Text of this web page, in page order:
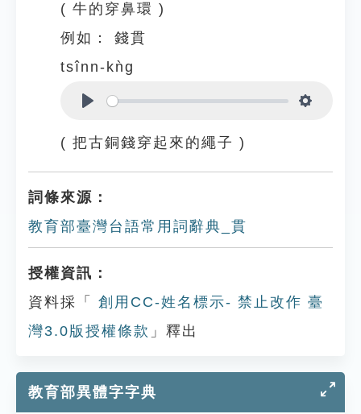
( 牛的穿鼻環 )
例如：
錢貫
tsînn-kǹg
( 把古銅錢穿起來的繩子 )
詞條來源：
教育部臺灣台語常用詞辭典_貫
授權資訊：
資料採「
創用CC-姓名標示- 禁止改作 臺
灣3.0版授權條款 」釋出
教育部異體字字典